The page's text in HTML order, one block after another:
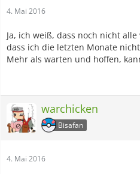
4. Mai 2016
Ja, ich weiß, dass noch nicht
dass ich die letzten Monate
Mehr als warten und hoffen,
warchicken
Bisafan
4. Mai 2016